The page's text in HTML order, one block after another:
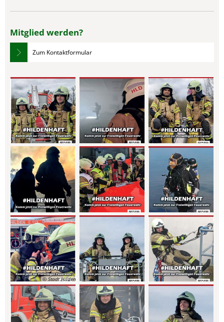
Mitglied werden?
Zum Kontaktformular
© Stadt Hilden